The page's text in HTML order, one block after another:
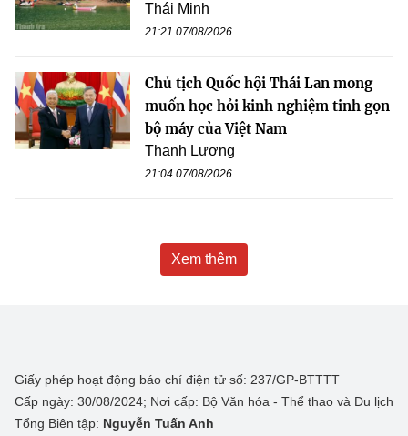
Thái Minh
21:21 07/08/2026
Chủ tịch Quốc hội Thái Lan mong
muốn học hỏi kinh nghiệm tinh gọn
bộ máy của Việt Nam
Thanh Lương
21:04 07/08/2026
Xem thêm
Giấy phép hoạt động báo chí điện tử số: 237/GP-BTTTT
Cấp ngày: 30/08/2024; Nơi cấp: Bộ Văn hóa - Thể thao và Du lịch
Tổng Biên tập: Nguyễn Tuấn Anh